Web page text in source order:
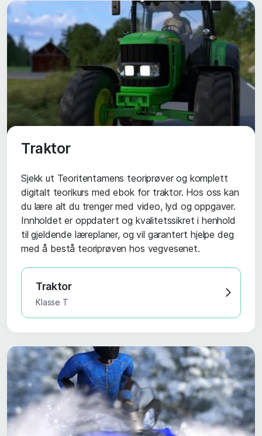
Traktor
Sjekk ut Teoritentamens teoriprøver og komplett
digitalt teorikurs med ebok for traktor. Hos oss kan
du lære alt du trenger med video, lyd og oppgaver.
Innholdet er oppdatert og kvalitetssikret i henhold
til gjeldende læreplaner, og vil garantert hjelpe deg
med å bestå teoriprøven hos vegvesenet.
Traktor
Klasse T